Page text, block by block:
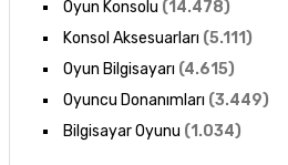
Oyun Konsolu (14.478)
Konsol Aksesuarları (5.111)
Oyun Bilgisayarı (4.615)
Oyuncu Donanımları (3.449)
Bilgisayar Oyunu (1.034)